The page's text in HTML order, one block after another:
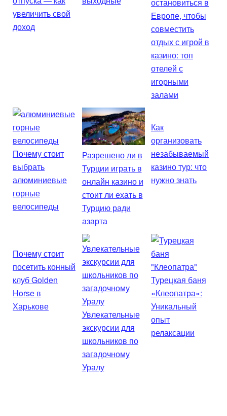
увеличить свой
доход
Европе, чтобы
совместить
отдых с игрой в
казино: топ
отелей с
игорными
залами
Почему стоит
выбрать
алюминиевые
горные
велосипеды
Разрешено ли в
Турции играть в
онлайн казино и
стоит ли ехать в
Турцию ради
азарта
Как
организовать
незабываемый
казино тур: что
нужно знать
Почему стоит
посетить конный
клуб Golden
Horse в
Харькове
Увлекательные
экскурсии для
школьников по
загадочному
Уралу
Турецкая баня
«Клеопатра»:
Уникальный
опыт
релаксации